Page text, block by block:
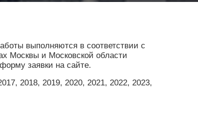
выполняются в соответствии с
Москвы и Московской области
заявки на сайте.
2018, 2019, 2020, 2021, 2022, 2023,